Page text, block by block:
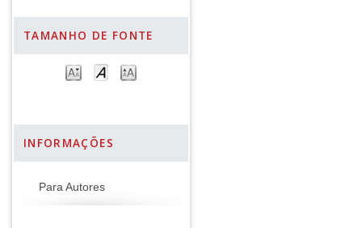
TAMANHO DE FONTE
INFORMAÇÕES
Para Autores